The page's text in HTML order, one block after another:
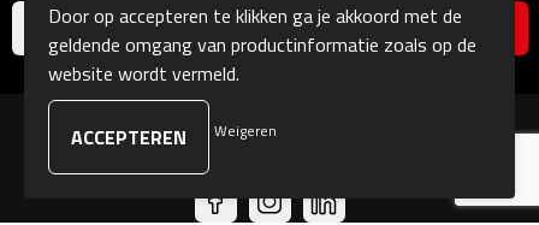
Bluetooth audio oordopjes
Bedrade audio oordopjes
Speakers
© Copyright Kranengeschenken 2026
Door op accepteren te klikken ga je akkoord met de
geldende omgang van productinformatie zoals op de
website wordt vermeld.
Weigeren